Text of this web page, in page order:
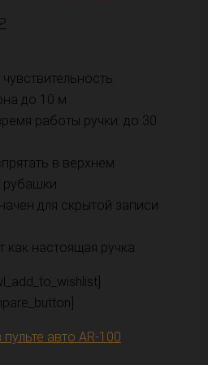
до 10 м
работы ручки: до 30
в верхнем
рубашки
для скрытой записи
как настоящая ручка